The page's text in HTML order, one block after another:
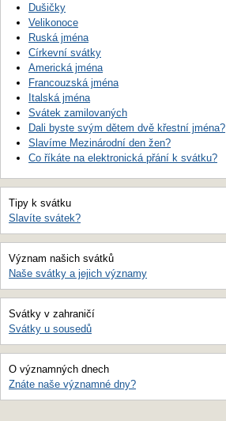
Dušičky
Velikonoce
Ruská jména
Církevní svátky
Americká jména
Francouzská jména
Italská jména
Svátek zamilovaných
Dali byste svým dětem dvě křestní jména?
Slavíme Mezinárodní den žen?
Co říkáte na elektronická přání k svátku?
Tipy k svátku
Slavíte svátek?
Význam našich svátků
Naše svátky a jejich významy
Svátky v zahraničí
Svátky u sousedů
O významných dnech
Znáte naše významné dny?